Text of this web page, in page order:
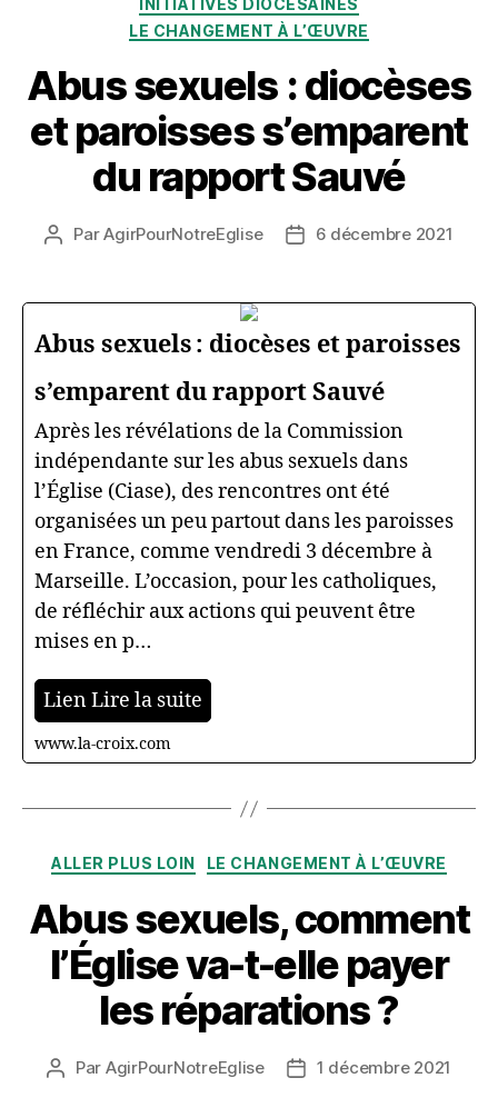
INITIATIVES DIOCÉSAINES
LE CHANGEMENT À L’ŒUVRE
Abus sexuels : diocèses
et paroisses s’emparent
du rapport Sauvé
Auteur
ParAgirPourNotreEglise
Date6 décembre 2021
Abus sexuels : diocèses et paroisses
s’emparent du rapport Sauvé
Après les révélations de la Commission
indépendante sur les abus sexuels dans
l’Église (Ciase), des rencontres ont été
organisées un peu partout dans les paroisses
en France, comme vendredi 3 décembre à
Marseille. L’occasion, pour les catholiques,
de réfléchir aux actions qui peuvent être
mises en p…
Lien Lire la suite
www.la-croix.com
Catégories
ALLER PLUS LOIN LE CHANGEMENT À L’ŒUVRE
Abus sexuels, comment
l’Église va-t-elle payer
les réparations ?
Auteur
Par AgirPourNotreEglise
Date1 décembre 2021